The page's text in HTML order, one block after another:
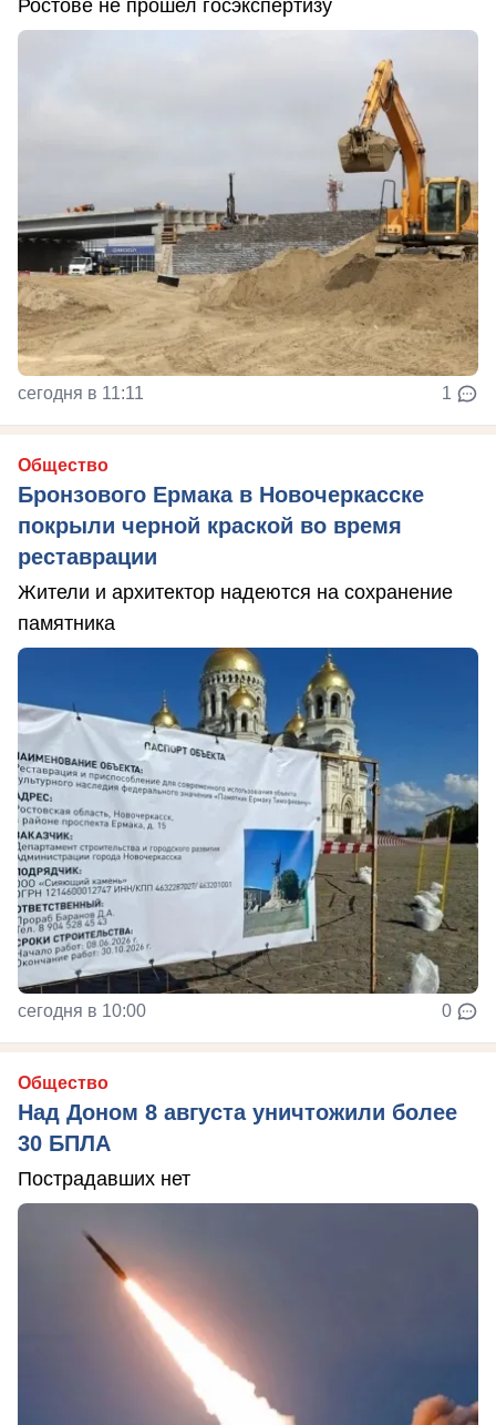
Ростове не прошел госэкспертизу
сегодня в 11:11 1
Общество
Бронзового Ермака в Новочеркасске
покрыли черной краской во время
реставрации
Жители и архитектор надеются на сохранение
памятника
сегодня в 10:00 0
Общество
Над Доном 8 августа уничтожили более
30 БПЛА
Пострадавших нет